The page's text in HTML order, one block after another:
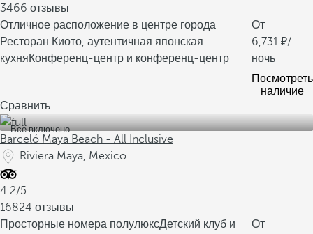
3466 отзывы
Отличное расположение в центре города
Ресторан Киото, аутентичная японская
кухняКонференц-центр и конференц-центр
От
6,731
/
ночь
Посмотреть
наличие
Сравнить
Все включено
Barceló Maya Beach - All Inclusive
Riviera Maya, Mexico
4.2/5
16824 отзывы
Просторные номера полулюксДетский клуб и
От